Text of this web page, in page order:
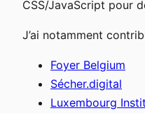
CSS/JavaScript pour
J’ai notamment
Foyer Belgium
Sécher.digital
Luxembourg